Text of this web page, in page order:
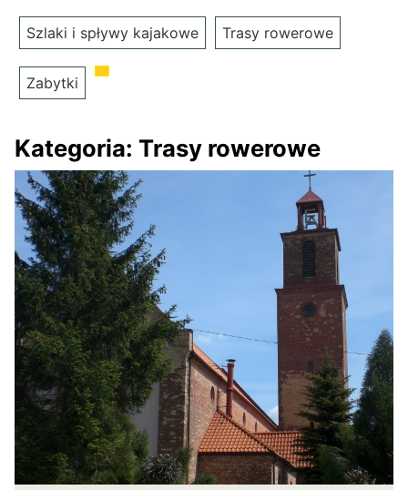
Szlaki i spływy kajakowe Trasy rowerowe
Zabytki
Kategoria: Trasy rowerowe